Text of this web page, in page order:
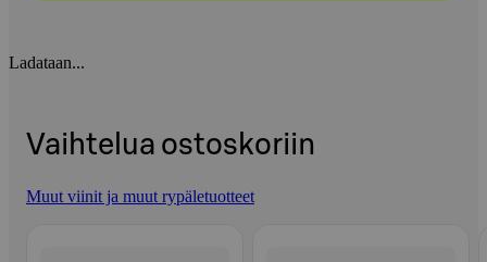
Ladataan...
Vaihtelua ostoskoriin
Muut viinit ja muut rypäletuotteet